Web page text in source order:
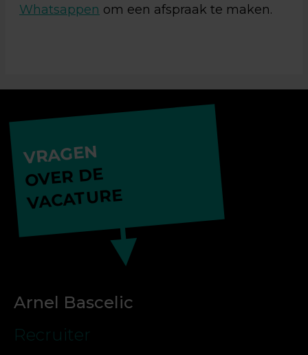
Whatsappen om een afspraak te maken.
VRAGEN
OVER DE
VACATURE
Arnel Bascelic
Recruiter